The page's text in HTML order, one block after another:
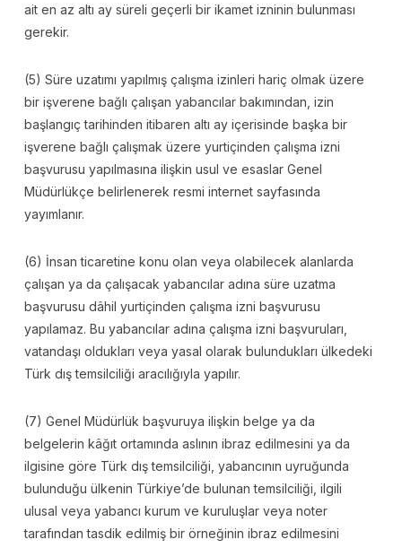
ait en az altı ay süreli geçerli bir ikamet izninin bulunması
gerekir.
(5) Süre uzatımı yapılmış çalışma izinleri hariç olmak üzere
bir işverene bağlı çalışan yabancılar bakımından, izin
başlangıç tarihinden itibaren altı ay içerisinde başka bir
işverene bağlı çalışmak üzere yurtiçinden çalışma izni
başvurusu yapılmasına ilişkin usul ve esaslar Genel
Müdürlükçe belirlenerek resmi internet sayfasında
yayımlanır.
(6) İnsan ticaretine konu olan veya olabilecek alanlarda
çalışan ya da çalışacak yabancılar adına süre uzatma
başvurusu dâhil yurtiçinden çalışma izni başvurusu
yapılamaz. Bu yabancılar adına çalışma izni başvuruları,
vatandaşı oldukları veya yasal olarak bulundukları ülkedeki
Türk dış temsilciliği aracılığıyla yapılır.
(7) Genel Müdürlük başvuruya ilişkin belge ya da
belgelerin kâğıt ortamında aslının ibraz edilmesini ya da
ilgisine göre Türk dış temsilciliği, yabancının uyruğunda
bulunduğu ülkenin Türkiye’de bulunan temsilciliği, ilgili
ulusal veya yabancı kurum ve kuruluşlar veya noter
tarafından tasdik edilmiş bir örneğinin ibraz edilmesini